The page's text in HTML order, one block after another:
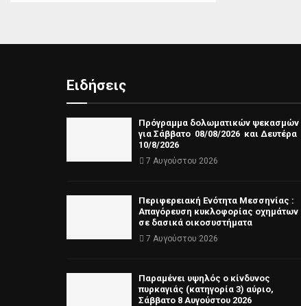
Ειδήσεις
Πρόγραμμα δολωματικών ψεκασμών
για Σάββατο 08/08/2026 και Δευτέρα
10/8/2026
7 Αυγούστου 2026
Περιφερειακή Ενότητα Μεσσηνίας :
Απαγόρευση κυκλοφορίας οχημάτων
σε δασικά οικοσυστήματα
7 Αυγούστου 2026
Παραμένει υψηλός ο κίνδυνος
πυρκαγιάς (κατηγορία 3) αύριο,
Σάββατο 8 Αυγούστου 2026